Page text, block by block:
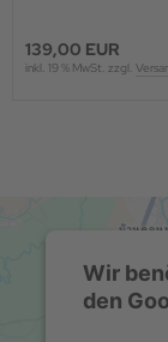
139,00 EUR
inkl. 19 % MwSt. zzgl.
Wir
den